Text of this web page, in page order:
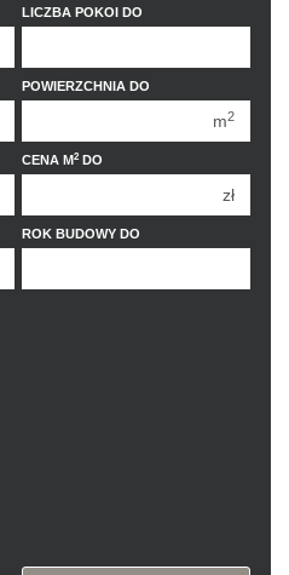
350 000 zł
450 000 zł
LICZBA POKOI DO
1 pokój
3 pokoje
5 pokoi
POWIERZCHNIA DO
m2
CENA M2 DO
zł
ROK BUDOWY DO